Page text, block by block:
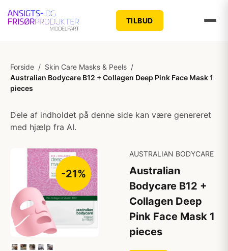
TILBUD
Forside / Skin Care Masks & Peels /
Australian Bodycare B12 + Collagen Deep Pink Face Mask 1
pieces
Dele af indholdet på denne side kan være genereret
med hjælp fra AI.
-21%
AUSTRALIAN BODYCARE
Australian
Bodycare B12 +
Collagen Deep
Pink Face Mask 1
pieces